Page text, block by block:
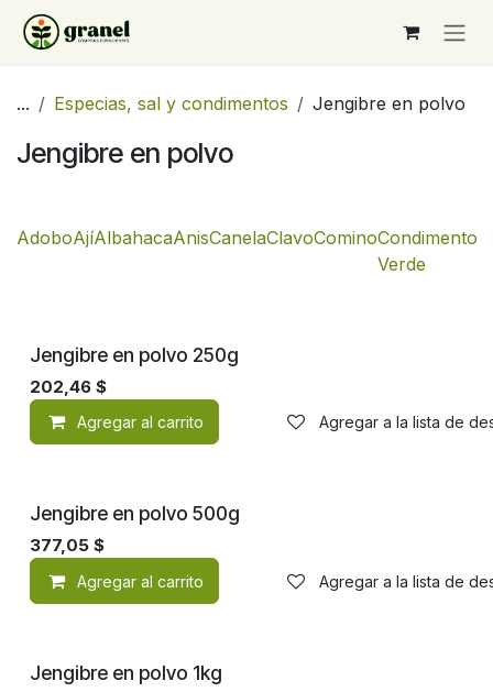
Ir al contenido
... Especias, sal y condimentos Jengibre en polvo
Jengibre en polvo
AdoboAjíAlbahacaAnisCanelaClavoCominoCondimento
Verde
Jengibre en polvo 250g
202,46 $
Agregar al carrito Agregar a la lista de
Jengibre en polvo 500g
377,05 $
Agregar al carrito Agregar a la lista de
Jengibre en polvo 1kg